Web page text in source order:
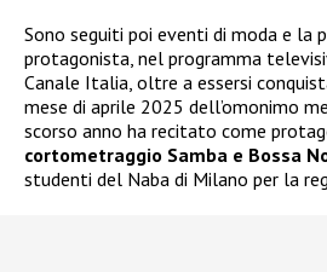
Sono seguiti poi eventi di moda e la
protagonista, nel programma
Canale Italia, oltre a essersi
mese di aprile 2025 dell’omonimo
scorso anno ha recitato come
cortometraggio Samba e Bossa
studenti del Naba di Milano per la